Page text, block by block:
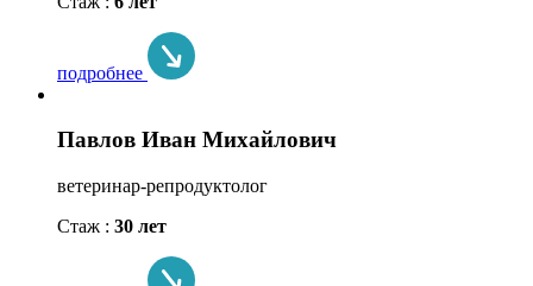
подробнее
Павлов Иван Михайлович
ветеринар-репродуктолог
Стаж : 30 лет